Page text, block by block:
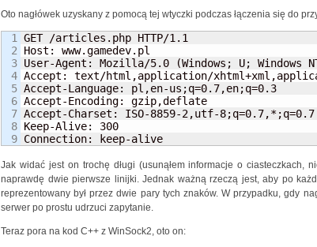
Oto nagłówek uzyskany z pomocą tej wtyczki podczas łączenia się do
1
2
3
4
5
6
7
8
GET /articles.php HTTP/1.1
Host: www.gamedev.pl
User-Agent: Mozilla/5.0 (Windows; U;
Accept: text/html,application/
Accept-Language: pl,en-us;q=0.7,en;q=0.3
Accept-Encoding: gzip,deflate
Accept-Charset: ISO-8859-2,utf-8;q=0.7,*;q=0.7
Keep-Alive: 300
Connection: keep-alive
Jak widać jest on trochę długi (usunąłem informacje o ciasteczkach,
naprawdę dwie pierwsze linijki. Jednak ważną rzeczą jest, aby po
reprezentowany był przez dwie pary tych znaków. W przypadku, gdy
serwer po prostu udrzuci zapytanie.
Teraz pora na kod C++ z WinSock2, oto on: